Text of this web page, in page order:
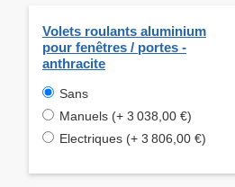
Volets roulants aluminium
pour fenêtres / portes -
anthracite
Sans
Manuels (+ 3 038,00 €)
Electriques (+ 3 806,00 €)